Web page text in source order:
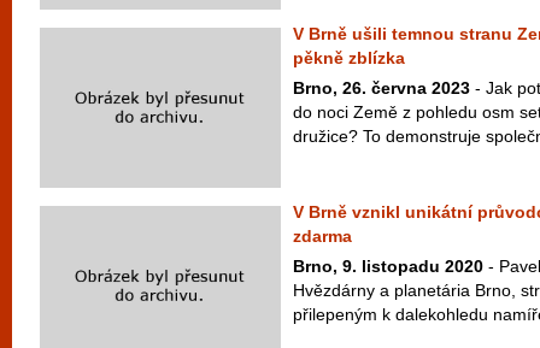
V Brně ušili temnou stranu
pěkně zblízka
Brno, 26. června 2023 - Jak
do noci Země z pohledu osm
družice? To demonstruje
V Brně vznikl unikátní
zdarma
Brno, 9. listopadu 2020 -
Hvězdárny a planetária Brno,
přilepeným k dalekohledu